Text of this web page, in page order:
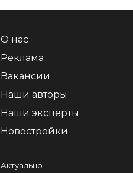
О нас
Реклама
Вакансии
Наши авторы
Наши эксперты
Новостройки
Актуально